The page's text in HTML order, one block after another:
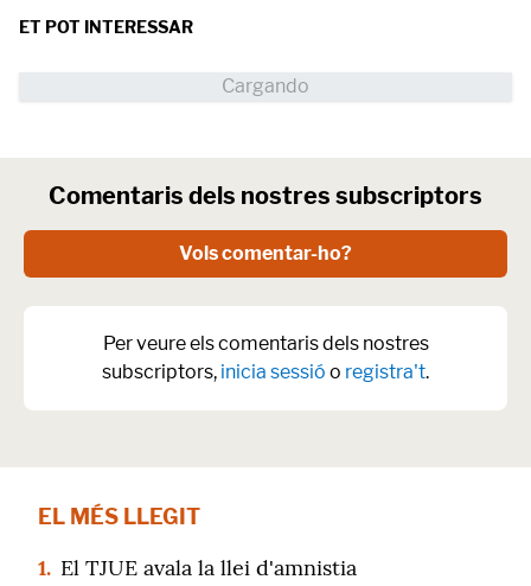
ET POT INTERESSAR
Comentaris dels nostres subscriptors
Vols comentar-ho?
Per veure els comentaris dels nostres
subscriptors, inicia sessió o registra't.
EL MÉS LLEGIT
1. El TJUE avala la llei d'amnistia